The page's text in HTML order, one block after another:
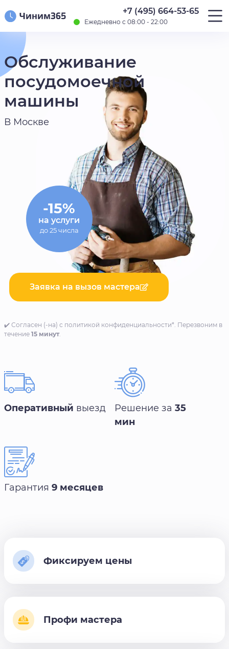
+7 (495) 664-53-65
Ежедневно с 08:00 - 22:00
Обслуживание
посудомоечной
машины
В Москве
Заявка на вызов мастера
✔️ Согласен (-на) с политикой конфиденциальности*. Перезвоним в
течение 15 минут.
-15%
на услуги
до 25 числа
Оперативный выезд Решение за 35
мин
Гарантия 9 месяцев
Фиксируем цены
Профи мастера